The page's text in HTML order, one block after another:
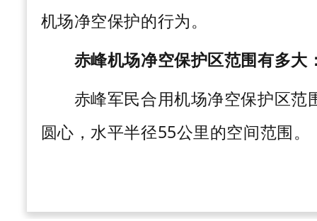
机场净空保护的行为。
赤峰机场净空保护区范围有多大
赤峰军民合用机场净空保护区范
圆心，水平半径55公里的空间范围。